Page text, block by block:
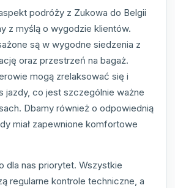
podróży z Zukowa do Belgii
z myślą o wygodzie klientów.
są w wygodne siedzenia z
oraz przestrzeń na bagaż.
mogą zrelaksować się i
jazdy, co jest szczególnie ważne
Dbamy również o odpowiednią
miał zapewnione komfortowe
dla nas priorytet. Wszystkie
regularne kontrole techniczne, a